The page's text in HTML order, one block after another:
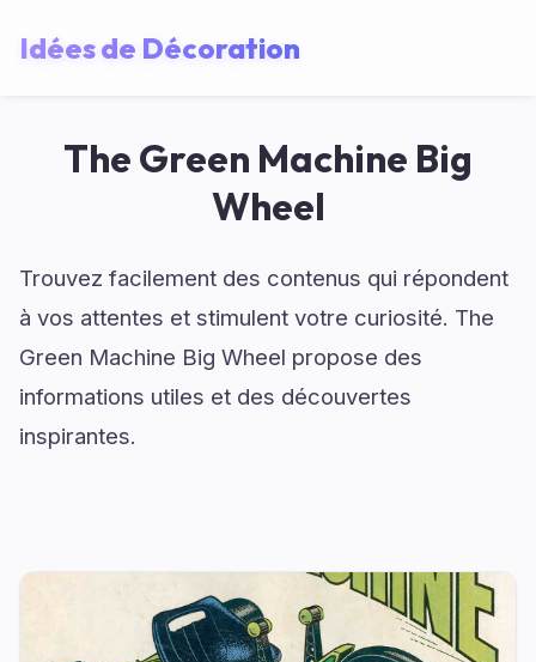
Idées de Décoration
The Green Machine Big
Wheel
Trouvez facilement des contenus qui répondent
à vos attentes et stimulent votre curiosité. The
Green Machine Big Wheel propose des
informations utiles et des découvertes
inspirantes.